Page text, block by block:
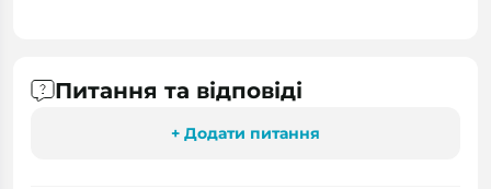
Питання та відповіді
+ Додати питання